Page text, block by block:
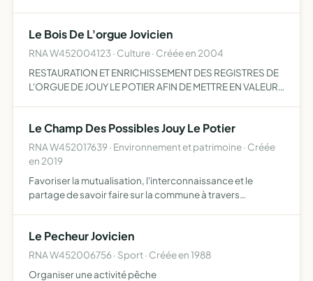
Le Bois De L'orgue Jovicien
RNA W452004123 · Culture · Créée en 2004
RESTAURATION ET ENRICHISSEMENT DES REGISTRES DE
L'ORGUE DE JOUY LE POTIER AFIN DE METTRE EN VALEUR
Le Champ Des Possibles Jouy Le Potier
RNA W452017639 · Environnement et patrimoine · Créée
en 2019
Favoriser la mutualisation, l'interconnaissance et le
partage de savoir faire sur la commune à travers
dan…
Le Pecheur Jovicien
RNA W452006756 · Sport · Créée en 1988
Organiser une activité pêche